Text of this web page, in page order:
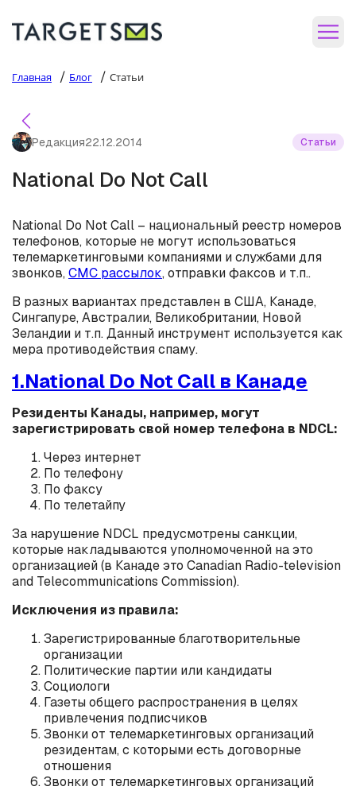
Главная / Блог / Статьи
Редакция22.12.2014 Статьи
National Do Not Call
National Do Not Call – национальный реестр номеров
телефонов, которые не могут использоваться
телемаркетинговыми компаниями и службами для
звонков, СМС рассылок, отправки факсов и т.п..
В разных вариантах представлен в США, Канаде,
Сингапуре, Австралии, Великобритании, Новой
Зеландии и т.п. Данный инструмент используется как
мера противодействия спаму.
1.National Do Not Call в Канаде
Резиденты Канады, например, могут
зарегистрировать свой номер телефона в NDCL:
Через интернет
По телефону
По факсу
По телетайпу
За нарушение NDCL предусмотрены санкции,
которые накладываются уполномоченной на это
организацией (в Канаде это Canadian Radio-television
and Telecommunications Commission).
Исключения из правила:
Зарегистрированные благотворительные
организации
Политические партии или кандидаты
Социологи
Газеты общего распространения в целях
привлечения подписчиков
Звонки от телемаркетинговых организаций
резидентам, с которыми есть договорные
отношения
Звонки от телемаркетинговых организаций